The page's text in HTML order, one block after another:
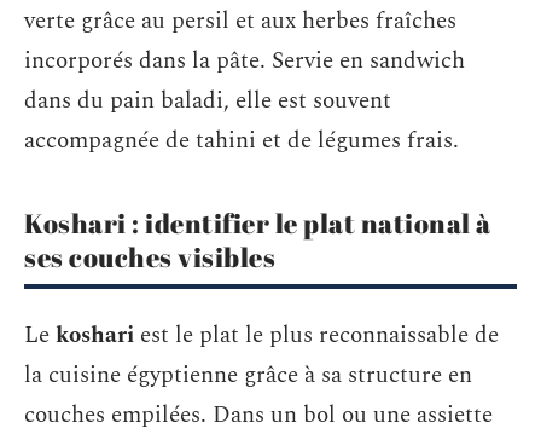
verte grâce au persil et aux herbes fraîches
incorporés dans la pâte. Servie en sandwich
dans du pain baladi, elle est souvent
accompagnée de tahini et de légumes frais.
Koshari : identifier le plat national à
ses couches visibles
Lekoshari est le plat le plus reconnaissable de
la cuisine égyptienne grâce à sa structure en
couches empilées. Dans un bol ou une assiette